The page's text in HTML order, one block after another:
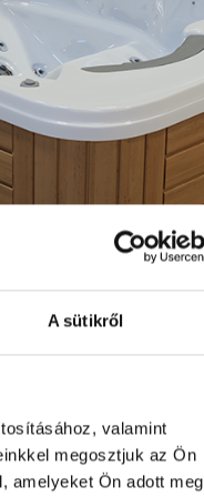
A sütikről
valamint
megosztjuk az Ön
amelyeket Ön adott meg